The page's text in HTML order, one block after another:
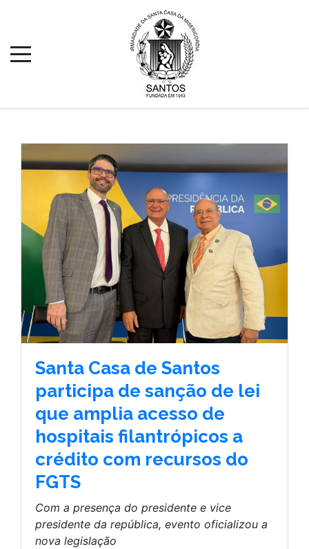
Santa Casa de Santos
participa de sanção de lei
que amplia acesso de
hospitais filantrópicos a
crédito com recursos do
FGTS
Com a presença do presidente e vice
presidente da república, evento oficializou a
nova legislação